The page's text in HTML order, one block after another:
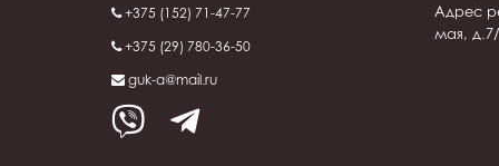
+375 (152) 71-47-77
+375 (29) 780-36-50
guk-a@mail.ru
Адрес
мая,